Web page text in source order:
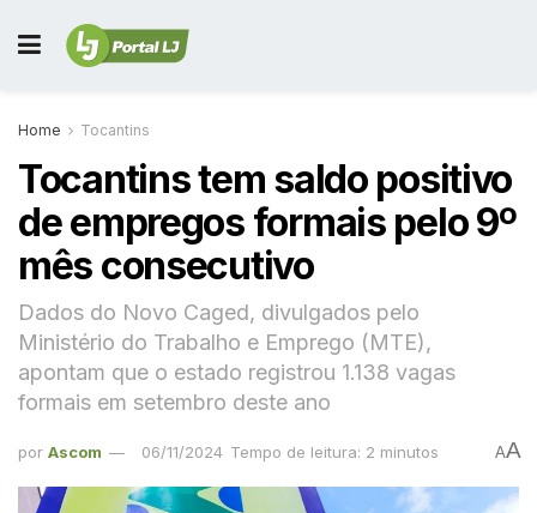
Home Tocantins
Tocantins tem saldo positivo
de empregos formais pelo 9º
mês consecutivo
Dados do Novo Caged, divulgados pelo
Ministério do Trabalho e Emprego (MTE),
apontam que o estado registrou 1.138 vagas
formais em setembro deste ano
por Ascom 06/11/2024 Tempo de leitura: 2 minutos AA